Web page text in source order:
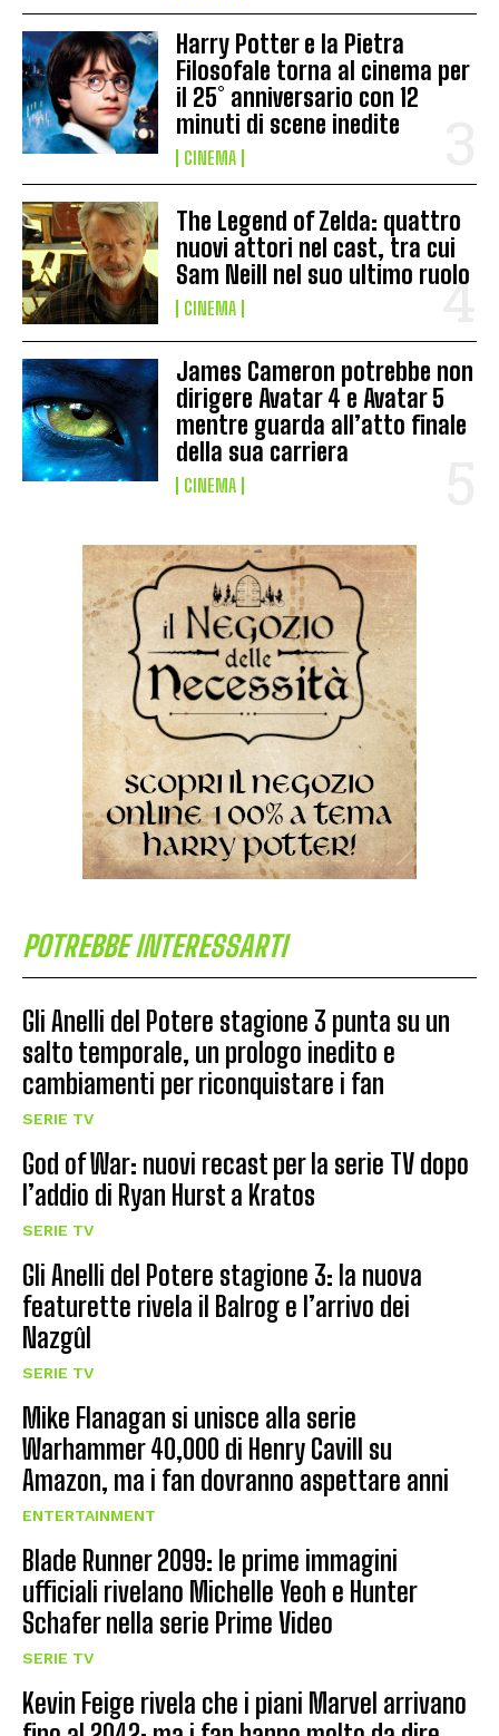
Harry Potter e la Pietra
Filosofale torna al cinema per
il 25° anniversario con 12
minuti di scene inedite
CINEMA
The Legend of Zelda: quattro
nuovi attori nel cast, tra cui
Sam Neill nel suo ultimo ruolo
CINEMA
James Cameron potrebbe non
dirigere Avatar 4 e Avatar 5
mentre guarda all’atto finale
della sua carriera
CINEMA
POTREBBE INTERESSARTI
Gli Anelli del Potere stagione 3 punta su un
salto temporale, un prologo inedito e
cambiamenti per riconquistare i fan
SERIE TV
God of War: nuovi recast per la serie TV dopo
l’addio di Ryan Hurst a Kratos
SERIE TV
Gli Anelli del Potere stagione 3: la nuova
featurette rivela il Balrog e l’arrivo dei
Nazgûl
SERIE TV
Mike Flanagan si unisce alla serie
Warhammer 40,000 di Henry Cavill su
Amazon, ma i fan dovranno aspettare anni
ENTERTAINMENT
Blade Runner 2099: le prime immagini
ufficiali rivelano Michelle Yeoh e Hunter
Schafer nella serie Prime Video
SERIE TV
Kevin Feige rivela che i piani Marvel arrivano